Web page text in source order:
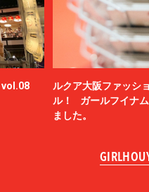
vol.08
ルクア大阪ファッシ
ル！ ガールフイナ
ました。